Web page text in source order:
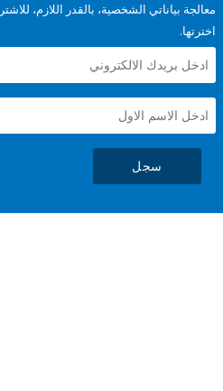
الشخصية، بالقدر اللازم، للاشتراك في